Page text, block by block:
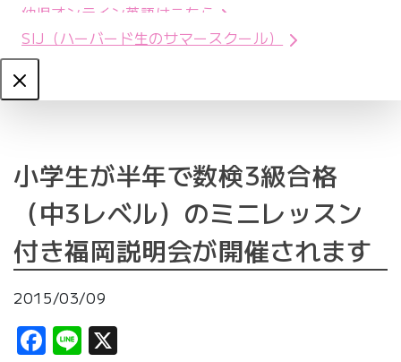
幼児オンライン英語はこちら
SIJ（ハーバード生のサマースクール）
Close
小学生が半年で数検3級合格
（中3レベル）のミニレッスン
付き福岡説明会が開催されます
2015/03/09
Facebook
Line